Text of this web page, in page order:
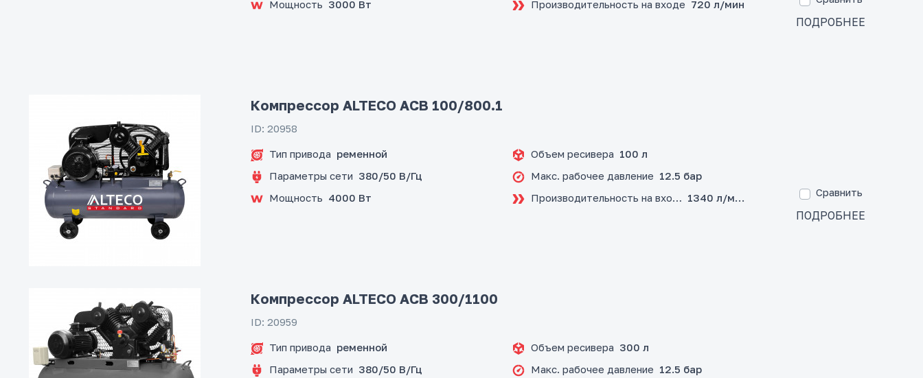
Мощность 3000 Вт
Производительность на входе 720 л/мин
ПОДРОБНЕЕ
Компрессор ALTECO ACB 100/800.1
ID: 20958
Тип привода ременной
Параметры сети 380/50 В/Гц
Мощность 4000 Вт
Объем ресивера 100 л
Макс. рабочее давление 12.5 бар
Производительность на входе 1340 л/мин Сравнить
ПОДРОБНЕЕ
Компрессор ALTECO ACB 300/1100
ID: 20959
Тип привода ременной
Параметры сети 380/50 В/Гц
Объем ресивера 300 л
Макс. рабочее давление 12.5 бар